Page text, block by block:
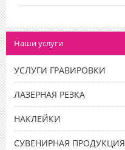
Наши услуги
УСЛУГИ ГРАВИРОВКИ
ЛАЗЕРНАЯ РЕЗКА
НАКЛЕЙКИ
СУВЕНИРНАЯ ПРОДУКЦИЯ